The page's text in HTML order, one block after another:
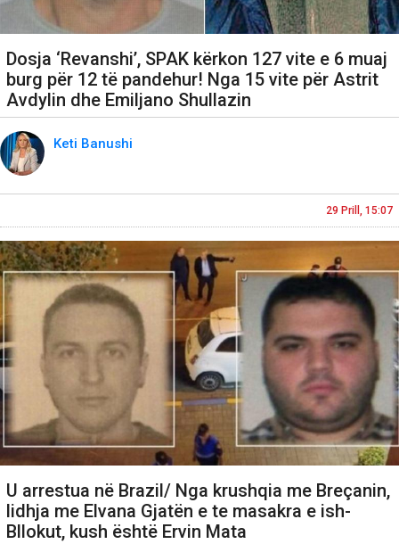
Dosja ‘Revanshi’, SPAK kërkon 127 vite e 6 muaj
burg për 12 të pandehur! Nga 15 vite për Astrit
Avdylin dhe Emiljano Shullazin
Keti Banushi
29 Prill, 15:07
U arrestua në Brazil/ Nga krushqia me Breçanin,
lidhja me Elvana Gjatën e te masakra e ish-
Bllokut, kush është Ervin Mata